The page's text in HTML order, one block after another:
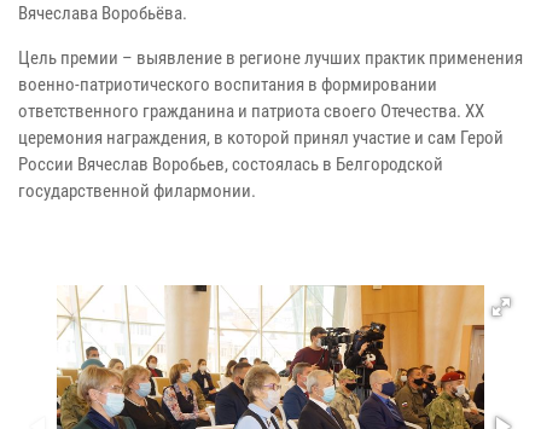
Вячеслава Воробьёва.
Цель премии – выявление в регионе лучших практик применения
военно-патриотического воспитания в формировании
ответственного гражданина и патриота своего Отечества. XX
церемония награждения, в которой принял участие и сам Герой
России Вячеслав Воробьев, состоялась в Белгородской
государственной филармонии.